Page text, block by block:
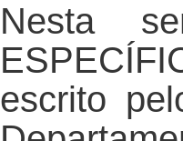
Nesta
escrito